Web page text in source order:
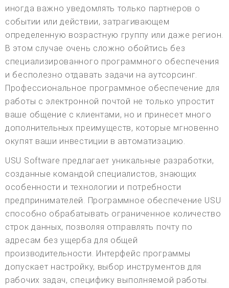
иногда важно уведомлять только партнеров о
событии или действии, затрагивающем
определенную возрастную группу или даже регион.
В этом случае очень сложно обойтись без
специализированного программного обеспечения
и бесполезно отдавать задачи на аутсорсинг.
Профессиональное программное обеспечение для
работы с электронной почтой не только упростит
ваше общение с клиентами, но и принесет много
дополнительных преимуществ, которые мгновенно
окупят ваши инвестиции в автоматизацию.
USU Software предлагает уникальные разработки,
созданные командой специалистов, знающих
особенности и технологии и потребности
предпринимателей. Программное обеспечение USU
способно обрабатывать ограниченное количество
строк данных, позволяя отправлять почту по
адресам без ущерба для общей
производительности. Интерфейс программы
допускает настройку, выбор инструментов для
рабочих задач, специфику выполняемой работы.